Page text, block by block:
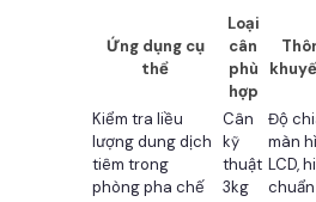
Ứng dụng cụ
thể
Loại
cân
phù
hợp
Kiểm tra liều
lượng dung dịch
tiêm trong
phòng pha chế
Cân
kỹ
thuật
3kg
Độ
màn
LCD,